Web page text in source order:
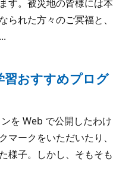
す。被災地の皆様には本
られた方々のご冥福と、
おすすめプログ
を Web で公開したわけ
マークをいただいたり、
様子。しかし、そもそも